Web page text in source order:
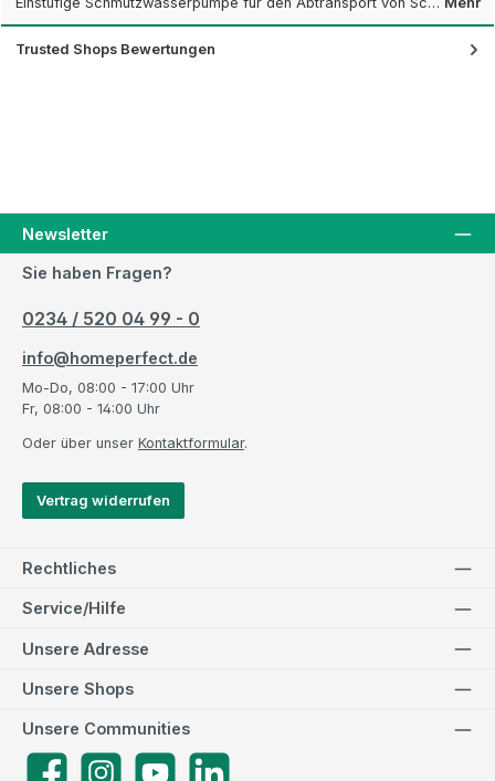
Trusted Shops Bewertungen
Newsletter
Sie haben Fragen?
0234 / 520 04 99 - 0
info@homeperfect.de
Mo-Do, 08:00 - 17:00 Uhr
Fr, 08:00 - 14:00 Uhr
Oder über unser Kontaktformular.
Vertrag widerrufen
Rechtliches
Service/Hilfe
Unsere Adresse
Unsere Communities
Unsere Shops